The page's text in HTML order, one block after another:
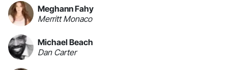
Meghann Fahy
Merritt Monaco
Michael Beach
Dan Carter